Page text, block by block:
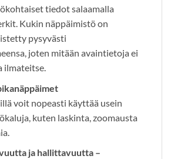
tiedot salaamalla
Kukin näppäimistö on
pysyvästi
joten mitään avaintietoja ei
ilmateitse.
voit nopeasti käyttää usein
kuten laskinta, zoomausta
ja hallittavuutta –